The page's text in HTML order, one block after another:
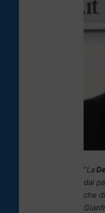
“La
dal
che